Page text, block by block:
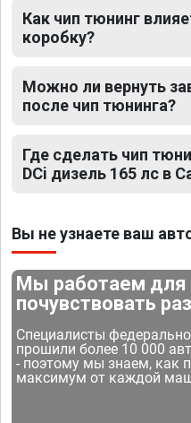
Как чип тюнинг
коробку?
Можно ли вернуть
после чип тюнинга?
Где сделать чип
DCi дизель 165 лс в
Вы не узнаете ваш
Мы работаем для
почувствовать
Специалисты
прошили более 10 000
- поэтому мы знаем, как
максимум от каждой